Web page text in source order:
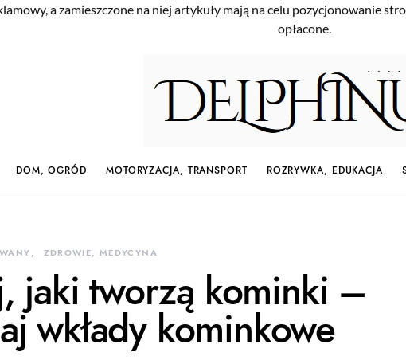
a zamieszczone na niej artykuły mają na celu pozycjonowanie
opłacone.
DOM, OGRÓD MOTORYZACJA, TRANSPORT ROZRYWKA, EDUKACJA
ZDROWIE, MEDYCYNA
jaki tworzą kominki –
wkłady kominkowe